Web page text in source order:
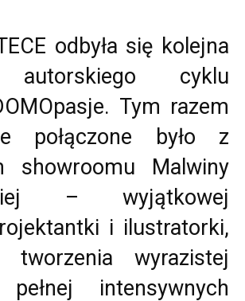
odbyła się kolejna
autorskiego cyklu
Tym razem
połączone było z
showroomu Malwiny
– wyjątkowej
i ilustratorki,
wyrazistej
pełnej intensywnych